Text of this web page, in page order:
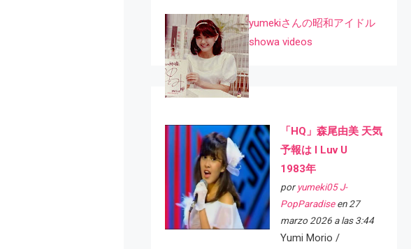
yumekiさんの昭和アイドル
showa videos
「HQ」森尾由美 天気
予報は I Luv U
1983年
por yumeki05 J-
PopParadiseen 27
marzo 2026 a las 3:44
Yumi Morio /